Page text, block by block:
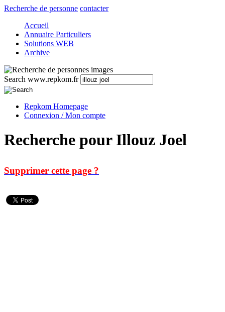
Recherche de personne contacter
Accueil
Annuaire Particuliers
Solutions WEB
Archive
Search www.repkom.fr
Repkom Homepage
Connexion / Mon compte
Recherche pour Illouz Joel
Supprimer cette page ?